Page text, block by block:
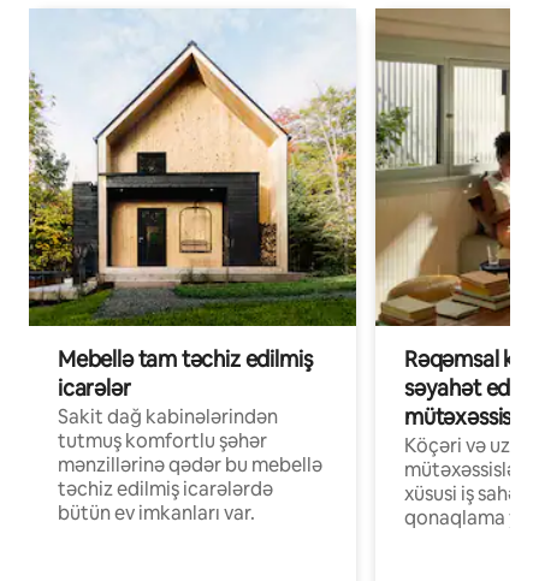
Mebellə tam təchiz edilmiş
icarələr
Sakit dağ kabinələrindən
tutmuş komfortlu şəhər
mənzillərinə qədər bu mebellə
təchiz edilmiş icarələrdə
bütün ev imkanları var.
Rəqəmsal
səyahət edən
mütəxəssislər
Köçəri və
mütəxəssislər
xüsusi iş
qonaqlama